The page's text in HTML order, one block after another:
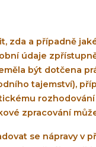
a případně
údaje
být dotčena
tajemství),
zpracování
se nápravy v